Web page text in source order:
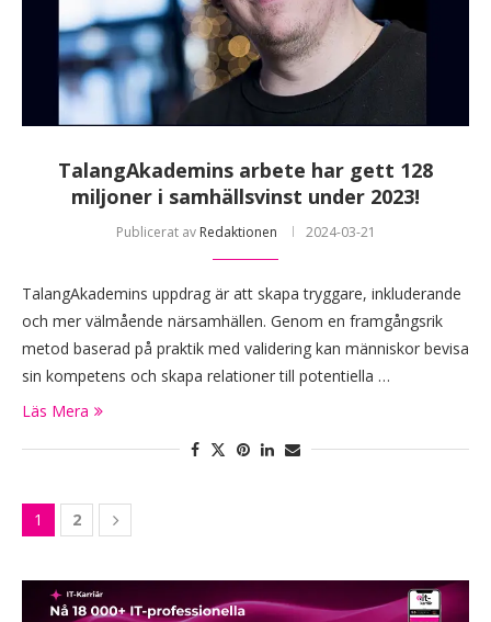
TalangAkademins arbete har gett 128
miljoner i samhällsvinst under 2023!
Publicerat av Redaktionen 2024-03-21
TalangAkademins uppdrag är att skapa tryggare, inkluderande
och mer välmående närsamhällen. Genom en framgångsrik
metod baserad på praktik med validering kan människor bevisa
sin kompetens och skapa relationer till potentiella …
Läs Mera
1 2